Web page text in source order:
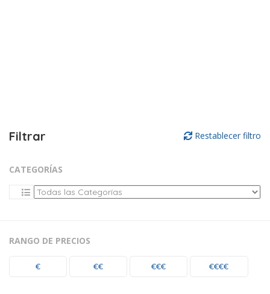
Filtrar Restablecer filtro
CATEGORÍAS
RANGO DE PRECIOS
€ €€ €€€ €€€€